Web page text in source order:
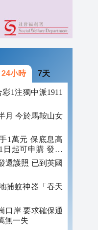
24小時 7天
1注獨中派1911
月 今於馬鞍山女
1萬元 保底息高
日起可申購 發行
還護照 已到英國
捕蚊神器「吞天
口岸 要求確保通
無一失